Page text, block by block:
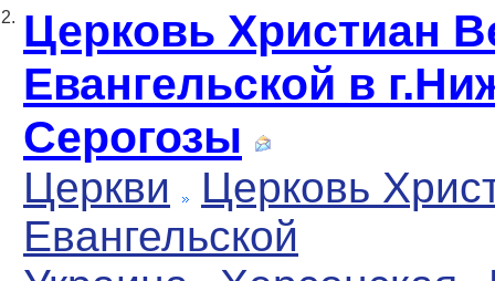
2. Церковь Христиан
Евангельской в
Серогозы
Церкви
Церковь
Евангельской